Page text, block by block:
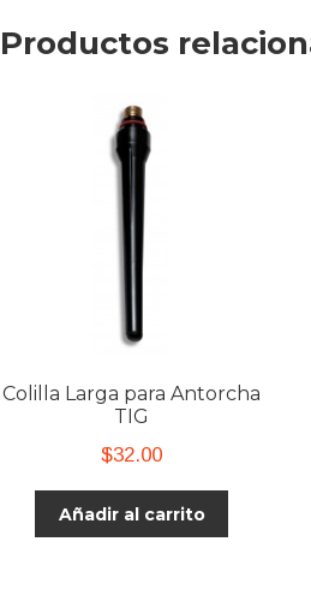
Productos
Colilla Larga para Antorcha
TIG
$32.00
Añadir al carrito